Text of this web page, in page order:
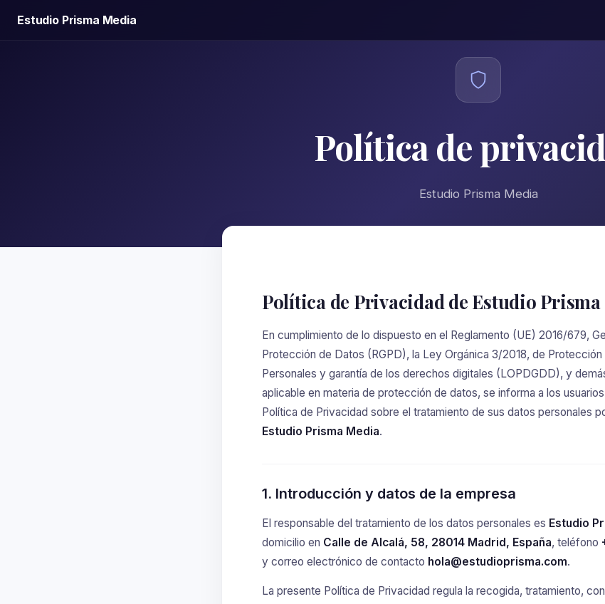
Estudio Prisma Media
Política de
Estudio Prisma Media
Política de Privacidad de Estudio
En cumplimiento de lo dispuesto en el Reglamento (UE) 2016/679,
Protección de Datos (RGPD), la Ley Orgánica 3/2018, de
Personales y garantía de los derechos digitales (LOPDGDD), y
aplicable en materia de protección de datos, se informa a los
Política de Privacidad sobre el tratamiento de sus datos personales
Estudio Prisma Media.
1. Introducción y datos de la empresa
El responsable del tratamiento de los datos personales es Estudio
domicilio en Calle de Alcalá, 58, 28014 Madrid, España, teléfono
y correo electrónico de contacto hola@estudioprisma.com.
La presente Política de Privacidad regula la recogida, tratamiento,